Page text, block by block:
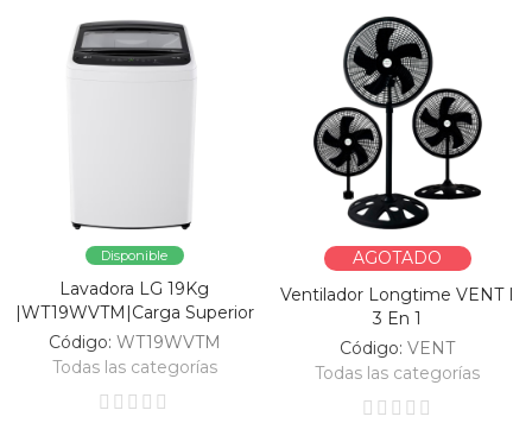
Disponible
Lavadora LG 19Kg
|WT19WVTM|Carga Superior
Código: WT19WVTM
Todas las categorías
AGOTADO
Ventilador Longtime VENT I
3 En 1
Código:VENT
Todas las categorías